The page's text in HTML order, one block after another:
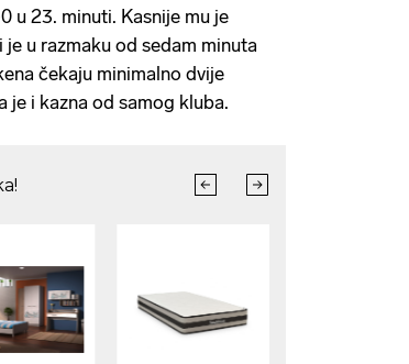
u 23. minuti. Kasnije mu je
u razmaku od sedam minuta
čekaju minimalno dvije
je i kazna od samog kluba.